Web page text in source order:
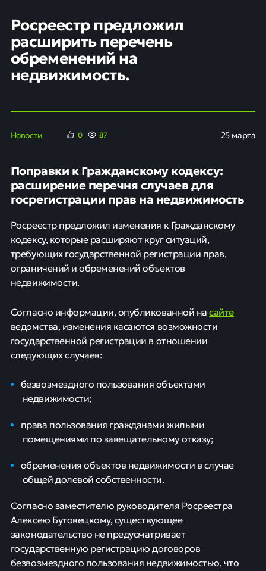
Росреестр предложил
расширить перечень
обременений на
недвижимость.
Новости 0 87 25 марта
Поправки к Гражданскому кодексу:
расширение перечня случаев для
госрегистрации прав на недвижимость
Росреестр предложил изменения к Гражданскому
кодексу, которые расширяют круг ситуаций,
требующих государственной регистрации прав,
ограничений и обременений объектов
недвижимости.
Согласно информации, опубликованной насайте
ведомства, изменения касаются возможности
государственной регистрации в отношении
следующих случаев:
безвозмездного пользования объектами
недвижимости;
права пользования гражданами жилыми
помещениями по завещательному отказу;
обременения объектов недвижимости в случае
общей долевой собственности.
Согласно заместителю руководителя Росреестра
Алексею Бутовецкому, существующее
законодательство не предусматривает
государственную регистрацию договоров
безвозмездного пользования недвижимостью, что